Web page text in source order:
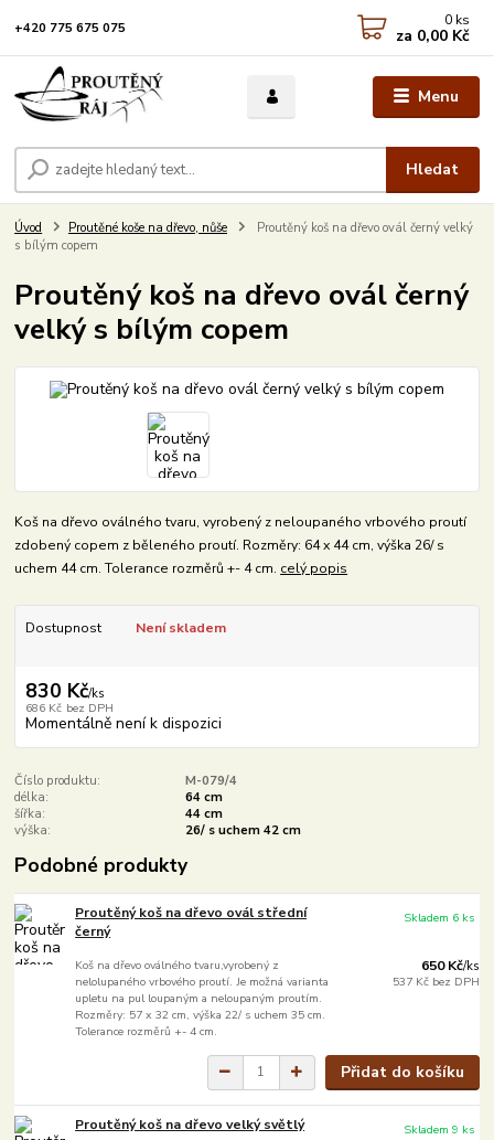
Menu
Hledat
+420 775 675 075 0 ks
za 0,00 Kč
Úvod Proutěné koše na dřevo, nůše
Proutěný koš na dřevo ovál černý velký
s bílým copem
Proutěný koš na dřevo ovál černý
velký s bílým copem
Koš na dřevo oválného tvaru, vyrobený z neloupaného vrbového proutí
zdobený copem z běleného proutí. Rozměry: 64 x 44 cm, výška 26/ s
uchem 44 cm. Tolerance rozměrů +- 4 cm. celý popis
Dostupnost Není skladem
830 Kč/ks
686 Kč bez DPH
Momentálně není k dispozici
Číslo produktu:
M-079/4
délka:
64 cm
šířka:
44 cm
výška:
26/ s uchem 42 cm
Podobné produkty
Proutěný koš na dřevo ovál střední
černý
Koš na dřevo oválného tvaru,vyrobený z
nelolupaného vrbového proutí. Je možná varianta
upletu na pul loupaným a neloupaným proutím.
Rozměry: 57 x 32 cm, výška 22/ s uchem 35 cm.
Tolerance rozměrů +- 4 cm.
650 Kč/ks
537 Kč bez DPH
Skladem 6 ks
Přidat do košíku
Proutěný koš na dřevo velký světlý Skladem 9 ks